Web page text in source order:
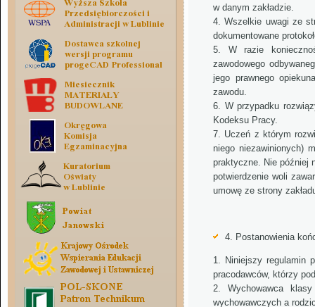
w danym zakładzie.
Wszelkie uwagi ze
dokumentowane
W razie
zawodowego
jego prawnego
zawodu.
W przypadku
Kodeksu Pracy.
Uczeń z którym
niego niezawinionych)
praktyczne. Nie później
potwierdzenie woli
umowę ze strony
4. Postanowienia
Niniejszy regulamin
pracodawców, którzy
Wychowawca
wychowawczych a